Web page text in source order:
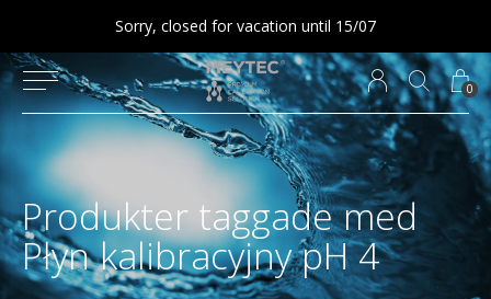
0
Sorry, closed for vacation until 15/07
Produkter taggade med
Płyn kalibracyjny pH 4